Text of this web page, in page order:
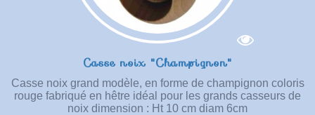
Casse noix "Champignon"
Casse noix grand modèle, en forme de champignon coloris
rouge fabriqué en hêtre idéal pour les grands casseurs de
noix dimension : Ht 10 cm diam 6cm